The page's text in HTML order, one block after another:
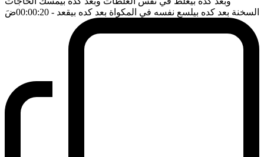
السخنة بعد كده بيلسع نفسه في المكواة بعد كده بيقعد - 00:00:20 ضَ